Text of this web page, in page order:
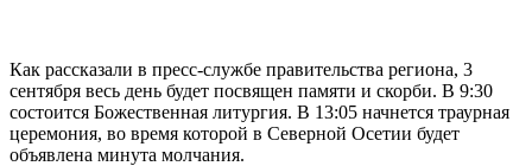
Как рассказали в пресс-службе правительства региона, 3
сентября весь день будет посвящен памяти и скорби. В 9:30
состоится Божественная литургия. В 13:05 начнется траурная
церемония, во время которой в Северной Осетии будет
объявлена минута молчания.